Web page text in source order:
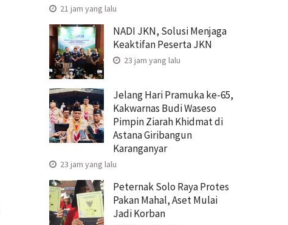
21 jam yang lalu
NADI JKN, Solusi Menjaga
Keaktifan Peserta JKN
23 jam yang lalu
Jelang Hari Pramuka ke-65,
Kakwarnas Budi Waseso
Pimpin Ziarah Khidmat di
Astana Giribangun
Karanganyar
23 jam yang lalu
Peternak Solo Raya Protes
Pakan Mahal, Aset Mulai
Jadi Korban